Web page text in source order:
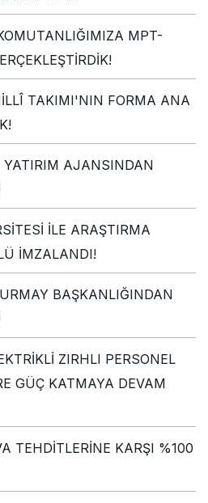
MPT-
TAKIMI'NIN FORMA ANA
AJANSINDAN
İLE ARAŞTIRMA
İMZALANDI!
BAŞKANLIĞINDAN
ZIRHLI PERSONEL
GÜÇ KATMAYA DEVAM
TEHDİTLERİNE KARŞI %100